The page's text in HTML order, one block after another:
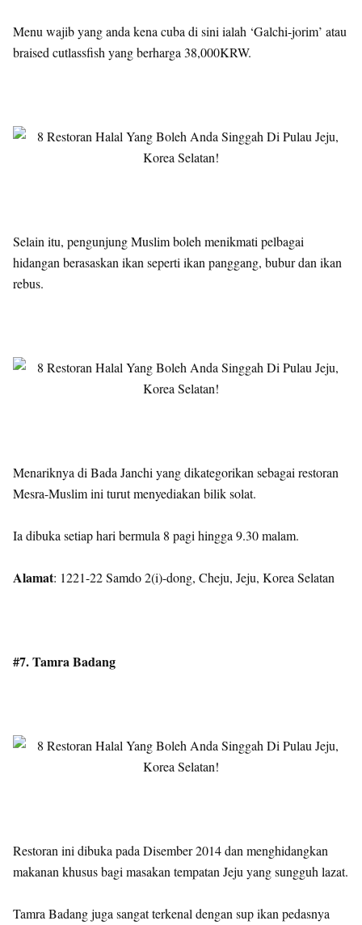
Menu wajib yang anda kena cuba di sini ialah ‘Galchi-jorim’ atau
braised cutlassfish yang berharga 38,000KRW.
Selain itu, pengunjung Muslim boleh menikmati pelbagai
hidangan berasaskan ikan seperti ikan panggang, bubur dan ikan
rebus.
Menariknya di Bada Janchi yang dikategorikan sebagai restoran
Mesra-Muslim ini turut menyediakan bilik solat.
Ia dibuka setiap hari bermula 8 pagi hingga 9.30 malam.
Alamat: 1221-22 Samdo 2(i)-dong, Cheju, Jeju, Korea Selatan
#7. Tamra Badang
Restoran ini dibuka pada Disember 2014 dan menghidangkan
makanan khusus bagi masakan tempatan Jeju yang sungguh lazat.
Tamra Badang juga sangat terkenal dengan sup ikan pedasnya